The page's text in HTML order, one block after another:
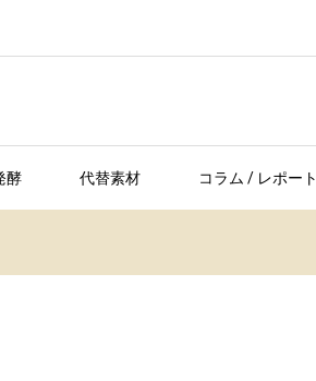
酵 代替素材 コラム / レポート